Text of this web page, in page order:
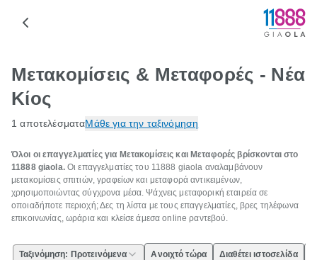
Μετακομίσεις & Μεταφορές - Νέα
Κίος
1 αποτελέσματαΜάθε για την ταξινόμηση
Όλοι οι επαγγελματίες για Μετακομίσεις και Μεταφορές βρίσκονται στο
11888 giaola.Οι επαγγελματίες του 11888 giaola αναλαμβάνουν
μετακομίσεις σπιτιών, γραφείων και μεταφορά αντικειμένων,
χρησιμοποιώντας σύγχρονα μέσα. Ψάχνεις μεταφορική εταιρεία σε
οποιαδήποτε περιοχή; Δες τη λίστα με τους επαγγελματίες, βρες τηλέφωνα
επικοινωνίας, ωράρια και κλείσε άμεσα online ραντεβού.
Ταξινόμηση: Προτεινόμενα Ανοιχτό τώρα Διαθέτει ιστοσελίδα